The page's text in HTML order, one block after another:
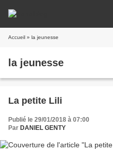
Accueil » la jeunesse
la jeunesse
La petite Lili
Publié le 29/01/2018 à 07:00
Par DANIEL GENTY